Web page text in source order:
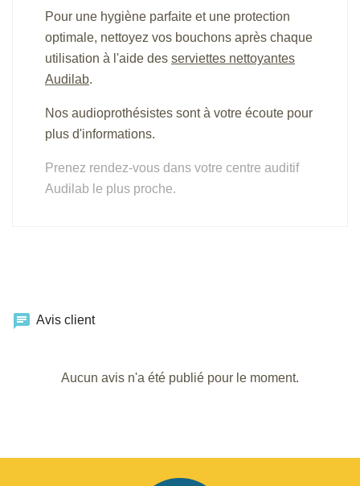
Pour une hygiène parfaite et une protection
optimale, nettoyez vos bouchons après chaque
utilisation à l'aide des serviettes nettoyantes
Audilab.
Nos audioprothésistes sont à votre écoute pour
plus d'informations.
Prenez rendez-vous dans votre centre auditif
Audilab le plus proche.
chat Avis client
Aucun avis n'a été publié pour le moment.